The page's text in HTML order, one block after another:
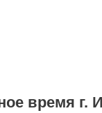
время г.